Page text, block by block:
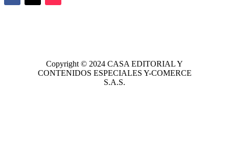
Copyright © 2024 CASA EDITORIALY
CONTENIDOS ESPECIALES Y-COMERCE
S.A.S.